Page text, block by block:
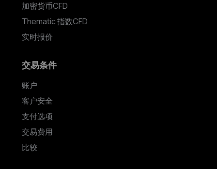
加密货币CFD
Thematic 指数CFD
实时报价
交易条件
账户
客户安全
支付选项
交易费用
比较